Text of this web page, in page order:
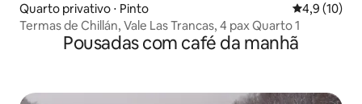
Quarto privativo ⋅ Pinto 4,9 de uma
4,9 (10)
Termas de Chillán, Vale Las Trancas, 4 pax Quarto 1
Pousadas com café da manhã